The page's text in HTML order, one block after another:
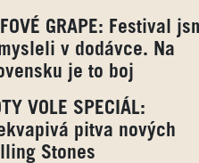
GRAPE: Festival
v dodávce. Na
je to boj
VOLE SPECIÁL:
pitva nových
Stones